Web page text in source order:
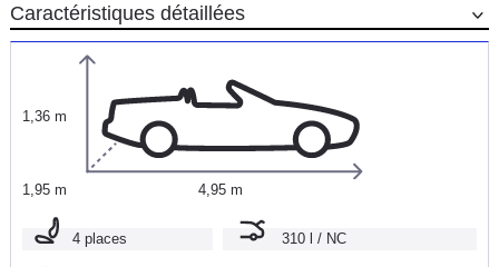
Caractéristiques détaillées
1,36 m
1,95 m 4,95 m
4 places 310 l / NC